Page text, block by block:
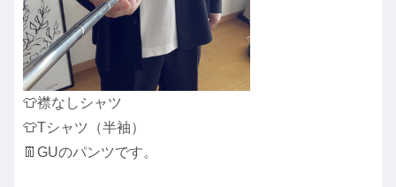
👕襟なしシャツ
👕Tシャツ（半袖）
👖GUのパンツです。